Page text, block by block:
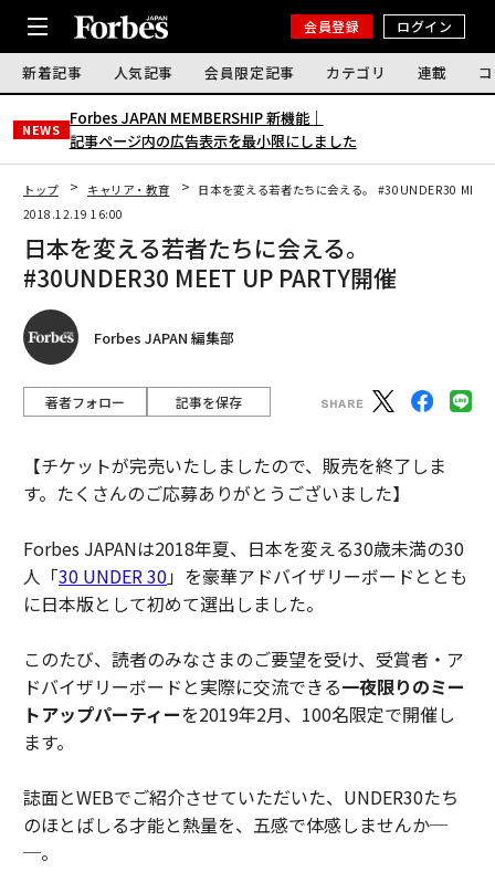
会員登録 ログイン
新着記事 人気記事 会員限定記事 カテゴリ 連載
NEWS
Forbes JAPAN MEMBERSHIP 新機能｜
記事ページ内の広告表示を最小限にしました
トップ キャリア・教育
日本を変える若者たちに会える。 #30UNDER30
2018.12.19 16:00
日本を変える若者たちに会える。
#30UNDER30 MEET UP PARTY開催
Forbes JAPAN 編集部
著者フォロー 記事を保存
【チケットが完売いたしましたので、販売を終了しま
す。たくさんのご応募ありがとうございました】
Forbes JAPANは2018年夏、日本を変える30歳未満の30
人「30 UNDER 30」を豪華アドバイザリーボードととも
に日本版として初めて選出しました。
このたび、読者のみなさまのご要望を受け、受賞者・ア
ドバイザリーボードと実際に交流できる一夜限りのミー
トアップパーティーを2019年2月、100名限定で開催し
ます。
誌面とWEBでご紹介させていただいた、UNDER30たち
のほとばしる才能と熱量を、五感で体感しませんか─
─。